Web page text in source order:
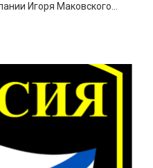
Игоря Маковского...